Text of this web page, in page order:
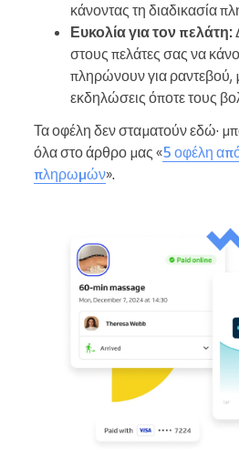
κάνοντας τη διαδικασία
Ευκολία για τον πελάτη:
στους πελάτες σας να
πληρώνουν για ραντεβού,
εκδηλώσεις όποτε τους
Τα οφέλη δεν σταματούν εδώ·
όλα στο άρθρο μας «5 οφέλη
πληρωμών».